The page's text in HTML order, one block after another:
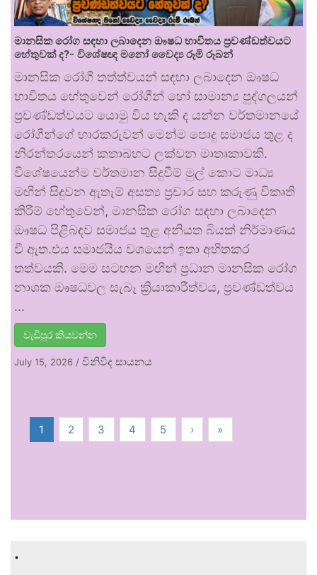
මානසික රෝග සඳහා ලබාදෙන ඖෂධ භාවිතය ප්‍රචණ්ඩත්වයට
හේතුවක් ද?- විශේෂඥ මනෝ වෛද්‍ය රූමි රූබන්
මානසික රෝගී තත්ත්වයන් සඳහා ලබාදෙන ඖෂධ
භාවිතය හේතුවෙන් රෝගීන් හෝ සාමාන්‍ය පුද්ගලයන්
ප්‍රචණ්ඩත්වයට යොමු විය හැකි ද යන්න වර්තමානයේ
රෝගීන්ගේ භාරකරුවන් මෙන්ම පොදු සමාජය තුළ ද
නිරන්තරයෙන් කතාබහට ලක්වන මාතෘකාවකි.
විශේෂයෙන්ම වර්තමාන සිදුවීම් මුල් කොට මාධ්‍ය
මඟින් සිදුවන ඇතැම් අසත්‍ය ප්‍රචාර සහ කරුණු විකෘති
කිරීම් හේතුවෙන්, මානසික රෝග සඳහා ලබාදෙන
ඖෂධ පිළිබඳව සමාජය තුළ අනියත බියක් නිර්මාණය
වී ඇත.එය සමාජයීය වශයෙන් ඉතා අහිතකර
තත්වයකි. මෙම සටහන මඟින් ප්‍රධාන මානසික රෝග
නාශක ඖෂධවල සැබෑ ක්‍රියාකාරීත්වය, ප්‍රචණ්ඩත්වය
…
වැඩිපුර කියවන්න
July 15, 2026 / විනිවිද සායනය
1 2 3 4 5 › »
.